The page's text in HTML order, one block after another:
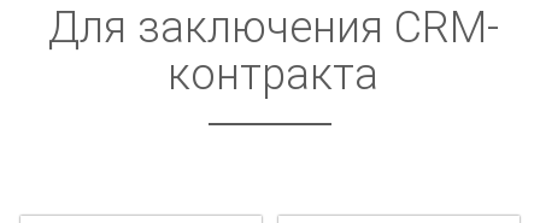
Для заключения CRM-
контракта